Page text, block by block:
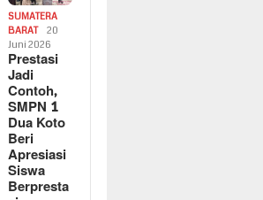
SUMATERA
BARAT
20
Juni 2026
Prestasi
Jadi
Contoh,
SMPN 1
Dua Koto
Beri
Apresiasi
Siswa
Berpresta